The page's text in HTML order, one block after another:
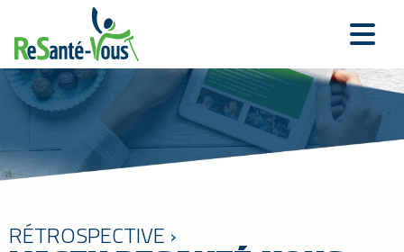
RÉTROSPECTIVE ›